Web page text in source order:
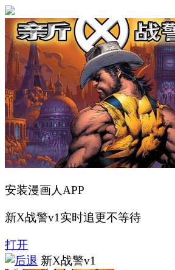
安装漫画人APP
新X战警v1实时追更不等待
打开
新X战警v1